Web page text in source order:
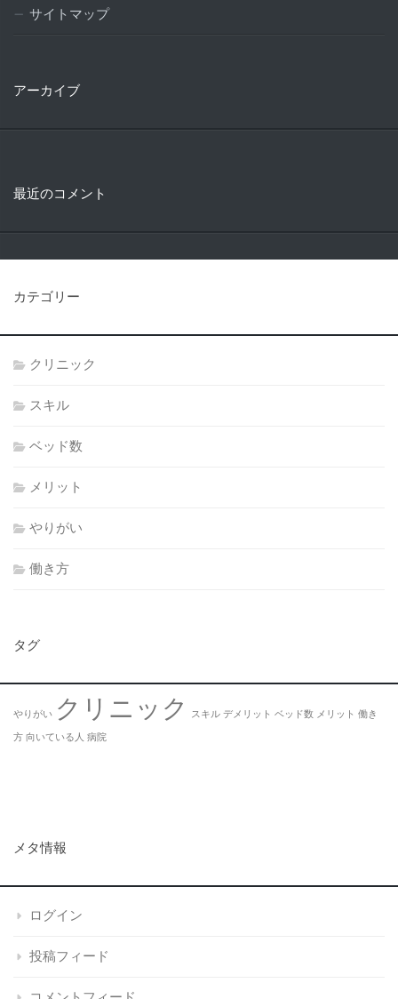
サイトマップ
アーカイブ
最近のコメント
カテゴリー
クリニック
スキル
ベッド数
メリット
やりがい
働き方
タグ
やりがい クリニック スキル デメリット ベッド数 メリット 働き
方 向いている人 病院
メタ情報
ログイン
投稿フィード